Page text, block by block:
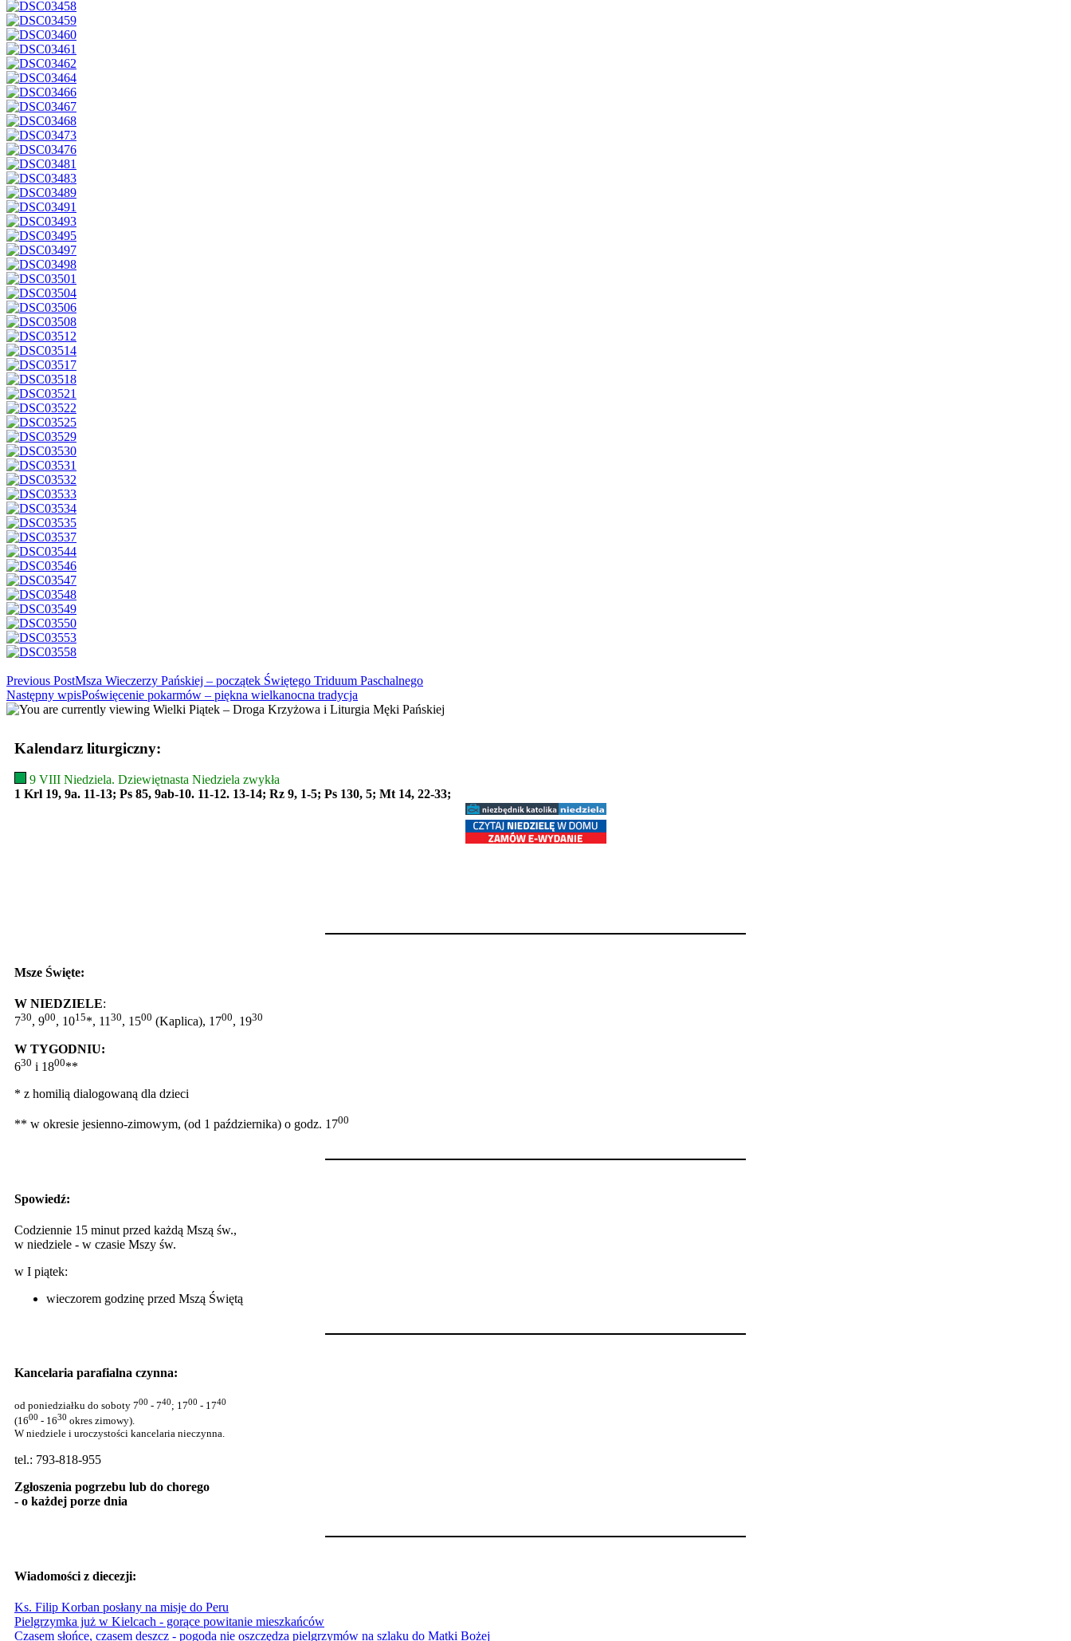
Read
more
Previous PostMsza Wieczerzy Pańskiej – początek Świętego Triduum Paschalnego
Następny wpisPoświęcenie pokarmów – piękna wielkanocna tradycja
Kalendarz liturgiczny:
9 VIII Niedziela. Dziewiętnasta Niedziela zwykła
1 Krl 19, 9a. 11-13; Ps 85, 9ab-10. 11-12. 13-14; Rz 9, 1-5; Ps 130, 5; Mt 14, 22-33;
Msze Święte:
W NIEDZIELE:
730, 900, 1015*, 1130, 1500 (Kaplica), 1700, 1930
W TYGODNIU:
630 i 1800**
* z homilią dialogowaną dla dzieci
** w okresie jesienno-zimowym, (od 1 października) o godz. 1700
Spowiedź:
Codziennie 15 minut przed każdą Mszą św.,
w niedziele - w czasie Mszy św.
w I piątek:
wieczorem godzinę przed Mszą Świętą
Kancelaria parafialna czynna:
od poniedziałku do soboty 700 - 740; 1700 - 1740
(1600 - 1630 okres zimowy).
W niedziele i uroczystości kancelaria nieczynna.
tel.: 793-818-955
Zgłoszenia pogrzebu lub do chorego
- o każdej porze dnia
Wiadomości z diecezji:
Ks. Filip Korban posłany na misje do Peru
Pielgrzymka już w Kielcach - gorące powitanie mieszkańców
Czasem słońce, czasem deszcz - pogoda nie oszczędza pielgrzymów na szlaku do Matki Bożej